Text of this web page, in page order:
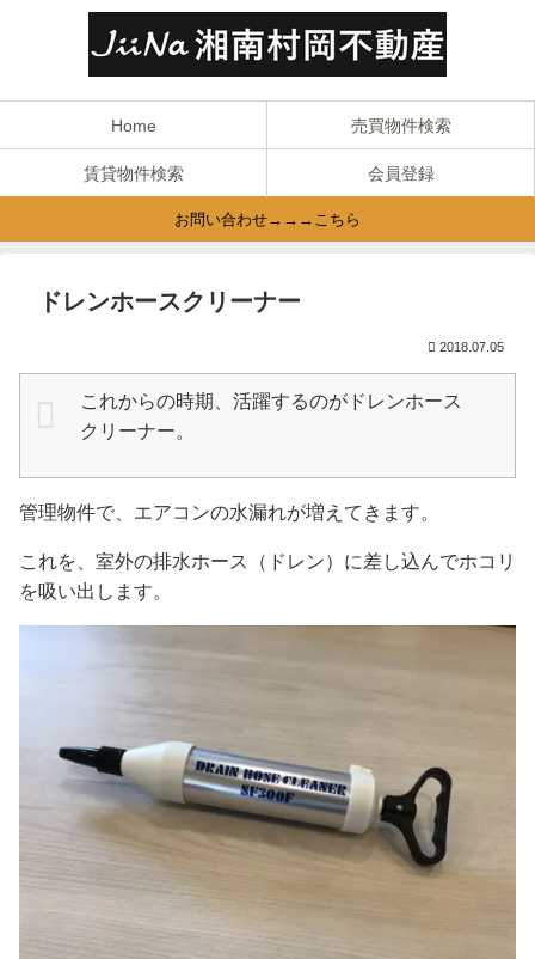
Home 売買物件検索
賃貸物件検索 会員登録
お問い合わせ→→→こちら
ドレンホースクリーナー
2018.07.05
これからの時期、活躍するのがドレンホース
クリーナー。
管理物件で、エアコンの水漏れが増えてきます。
これを、室外の排水ホース（ドレン）に差し込んでホコリ
を吸い出します。